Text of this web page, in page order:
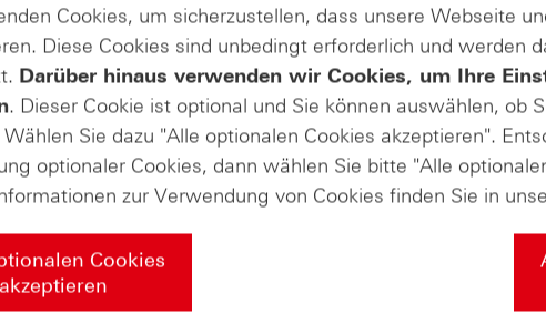
Cookies, um sicherzustellen, dass unsere Webseite
Diese Cookies sind unbedingt erforderlich und werden
Darüber hinaus verwenden wir Cookies, um Ihre
. Dieser Cookie ist optional und Sie können auswählen, ob
Sie dazu "Alle optionalen Cookies akzeptieren".
optionaler Cookies, dann wählen Sie bitte "Alle
zur Verwendung von Cookies finden Sie in
Cookies
akzeptieren